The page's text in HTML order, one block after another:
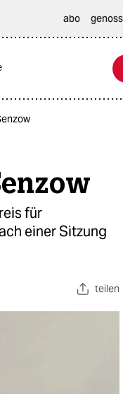
abo
für
einer Sitzung
teilen